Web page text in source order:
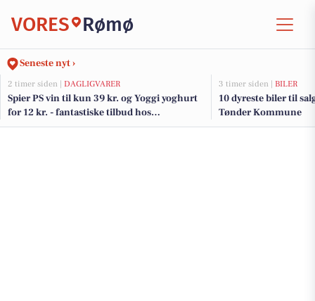
VORES Rømø
Seneste nyt ›
2 timer siden | DAGLIGVARER
Spier PS vin til kun 39 kr. og Yoggi yoghurt
for 12 kr. - fantastiske tilbud hos
DagliBrugsen
3 timer siden | BILER
10 dyreste biler til
Tønder Kommune